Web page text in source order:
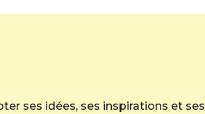
ses idées, ses inspirations et ses